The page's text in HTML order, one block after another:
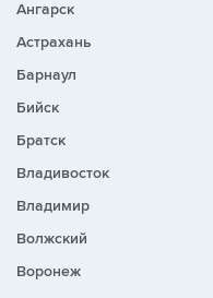
Ангарск
Астрахань
Барнаул
Бийск
Братск
Владивосток
Владимир
Волжский
Воронеж